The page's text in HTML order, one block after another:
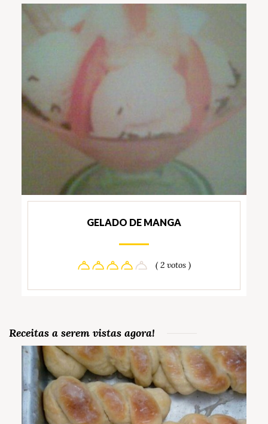
GELADO DE MANGA
( 2 votos )
Receitas a serem vistas agora!